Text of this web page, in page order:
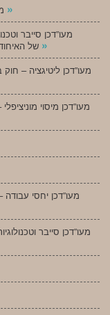
»
מעו”דכן סייבר
»
מעו”דכן ליטיגציה –
מעו”דכן מיסוי
מעו”דכן יחסי עבודה
מעו”דכן סייבר